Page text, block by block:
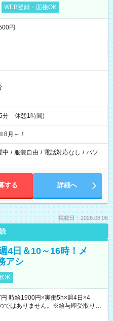
WEB登録・面接OK
円
分 休憩1時間)
月～！
中 / 服装自由 / 電話対応なし / パソ
する 詳細へ
掲載日：2026.08.06
4日＆10～16時！メ
アシ
OK
時給1900円×実働5h×週4日×4
はありません。※給与即受取りサ